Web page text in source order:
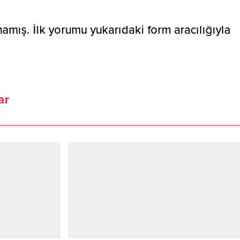
İlk yorumu yukarıdaki form aracılığıyla